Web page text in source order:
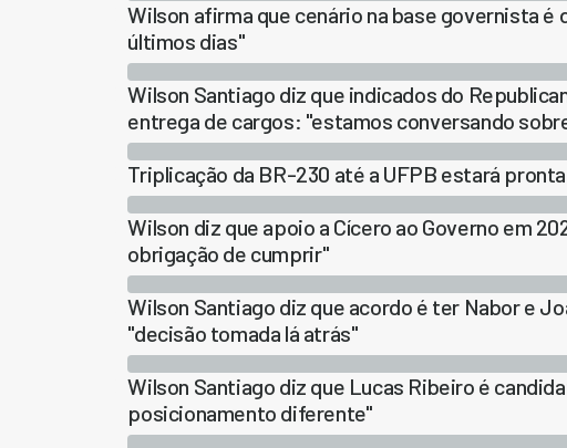
Wilson afirma que cenário na base governista
últimos dias"
Wilson Santiago diz que indicados do
entrega de cargos: "estamos conversando
Triplicação da BR-230 até a UFPB estará
Wilson diz que apoio a Cícero ao Governo em
obrigação de cumprir"
Wilson Santiago diz que acordo é ter Nabor e
"decisão tomada lá atrás"
Wilson Santiago diz que Lucas Ribeiro é
posicionamento diferente"